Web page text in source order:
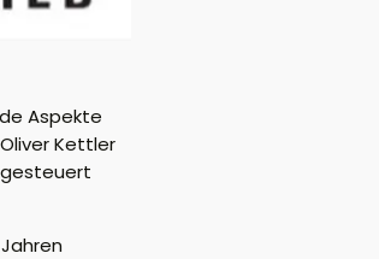
Aspekte
Kettler